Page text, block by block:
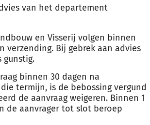
van het departement
en Visserij volgen binnen
verzending. Bij gebrek aan advies
gunstig.
binnen 30 dagen na
termijn, is de bebossing vergund
de aanvraag weigeren. Binnen 1
de aanvrager tot slot beroep